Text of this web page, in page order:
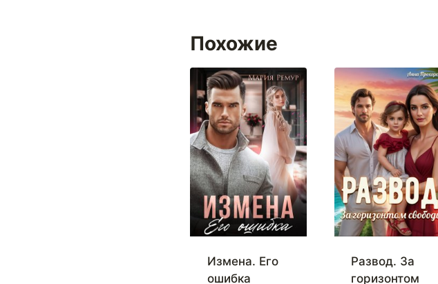
Похожие
Измена. Его
ошибка
Развод. За
горизонтом